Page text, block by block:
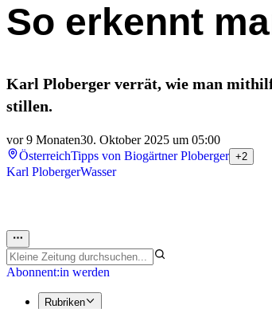
So erkennt
Karl Ploberger verrät, wie man
stillen.
vor 9 Monaten30. Oktober 2025 um 05:00
ÖsterreichTipps von Biogärtner Ploberger +2
Karl PlobergerWasser
Abonnent:in werden
Rubriken